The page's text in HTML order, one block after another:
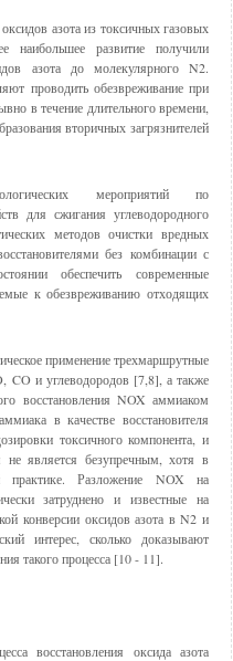
азота из токсичных газовых
наибольшее развитие получили
азота до молекулярного N2.
проводить обезвреживание при
в течение длительного времени,
вторичных загрязнителей
мероприятий по
для сжигания углеводородного
методов очистки вредных
без комбинации с
обеспечить современные
к обезвреживанию отходящих
применение трехмаршрутные
CO и углеводородов [7,8], а также
восстановления NOX аммиаком
в качестве восстановителя
токсичного компонента, и
не является безупречным, хотя в
Разложение NOX на
затруднено и известные на
конверсии оксидов азота в N2 и
интерес, сколько доказывают
такого процесса [10 - 11].
восстановления оксида азота